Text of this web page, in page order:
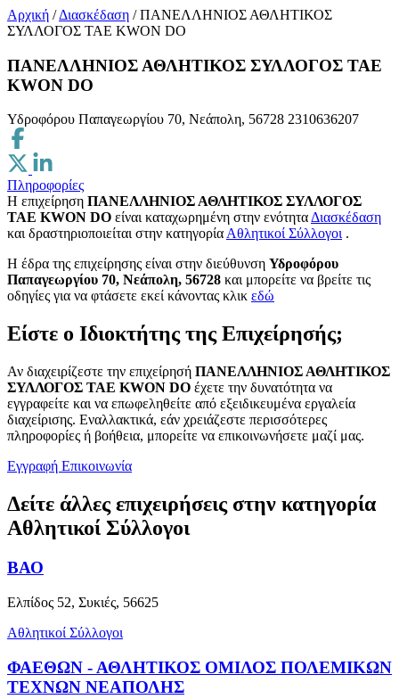
Αρχική / Διασκέδαση / ΠΑΝΕΛΛΗΝΙΟΣ ΑΘΛΗΤΙΚΟΣ
ΣΥΛΛΟΓΟΣ TAE KWON DO
ΠΑΝΕΛΛΗΝΙΟΣ ΑΘΛΗΤΙΚΟΣ ΣΥΛΛΟΓΟΣ TAE
KWON DO
Υδροφόρου Παπαγεωργίου 70, Νεάπολη, 56728 2310636207
Πληροφορίες
Η επιχείρηση ΠΑΝΕΛΛΗΝΙΟΣ ΑΘΛΗΤΙΚΟΣ ΣΥΛΛΟΓΟΣ
TAE KWON DO είναι καταχωρημένη στην ενότηταΔιασκέδαση
και δραστηριοποιείται στην κατηγορίαΑθλητικοί Σύλλογοι .
H έδρα της επιχείρησης είναι στην διεύθυνση Υδροφόρου
Παπαγεωργίου 70, Νεάπολη, 56728 και μπορείτε να βρείτε τις
οδηγίες για να φτάσετε εκεί κάνοντας κλικ εδώ
Είστε ο Ιδιοκτήτης της Επιχείρησής;
Αν διαχειρίζεστε την επιχείρησή ΠΑΝΕΛΛΗΝΙΟΣ ΑΘΛΗΤΙΚΟΣ
ΣΥΛΛΟΓΟΣ TAE KWON DO έχετε την δυνατότητα να
εγγραφείτε και να επωφεληθείτε από εξειδικευμένα εργαλεία
διαχείρισης. Εναλλακτικά, εάν χρειάζεστε περισσότερες
πληροφορίες ή βοήθεια, μπορείτε να επικοινωνήσετε μαζί μας.
Εγγραφή Επικοινωνία
Δείτε άλλες επιχειρήσεις στην κατηγορία
Αθλητικοί Σύλλογοι
ΒΑΟ
Ελπίδος 52, Συκιές, 56625
Αθλητικοί Σύλλογοι
ΦΑΕΘΩΝ - ΑΘΛΗΤΙΚΟΣ ΟΜΙΛΟΣ ΠΟΛΕΜΙΚΩΝ
ΤΕΧΝΩΝ ΝΕΑΠΟΛΗΣ